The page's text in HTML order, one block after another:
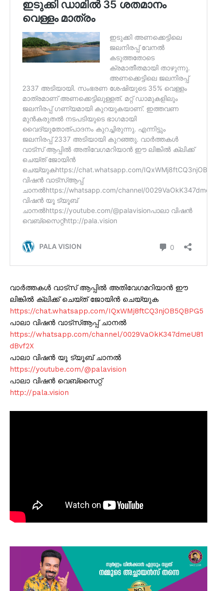
വാർത്തകൾ വാട്സ് ആപ്പിൽ അതിവേഗമറിയാൻ ഈ
ലിങ്കിൽ ക്ലിക്ക് ചെയ്ത് ജോയിൻ ചെയ്യുക
https://chat.whatsapp.com/IQxWMj8ftCQ3njOB5QBPG5
പാലാ വിഷൻ വാട്സ്ആപ്പ് ചാനൽ
https://whatsapp.com/channel/0029VaOkK347dmeU81
dBvf2X
പാലാ വിഷൻ യൂ ട്യൂബ് ചാനൽ
https://youtube.com/@palavision
പാലാ വിഷൻ വെബ്സൈറ്റ്
http://pala.vision